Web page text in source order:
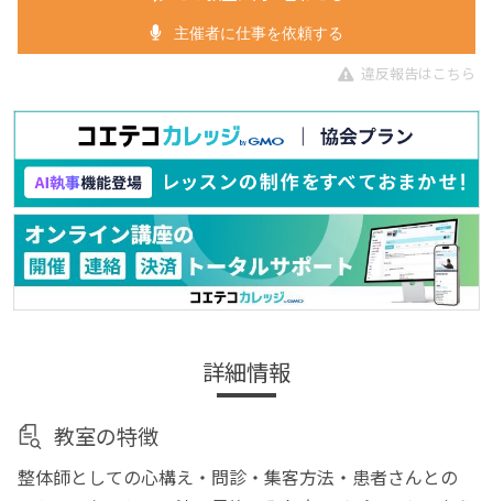
主催者に仕事を依頼する
違反報告はこちら
詳細情報
教室の特徴
整体師としての心構え・問診・集客方法・患者さんとの